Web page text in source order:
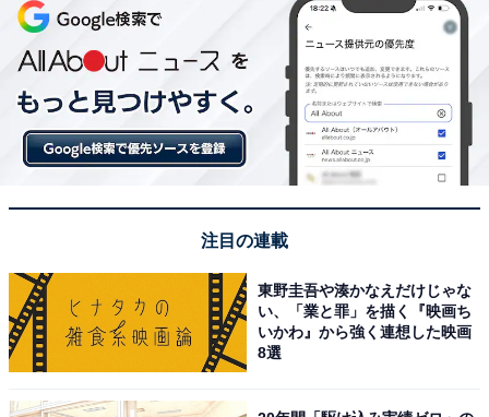
注目の連載
東野圭吾や湊かなえだけじゃな
い、「業と罪」を描く『映画ち
いかわ』から強く連想した映画
8選